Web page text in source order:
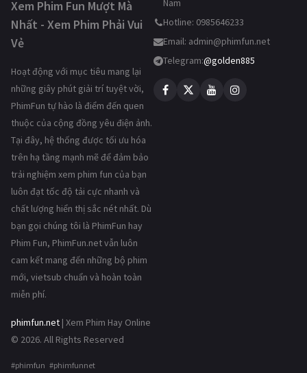
Xem Phim Fun Mượt Mà
Nhất - Xem Phim Phải Vui
Vẻ
Hoạt động với mục tiêu mang lại
những giây phút giải trí tuyệt vời,
PhimFun tự hào là điểm đến quen
thuộc của cộng đồng yêu điện ảnh.
Tại đây, hệ thống được tối ưu hóa
trên hạ tầng mạnh mẽ để đảm bảo
trải nghiệm xem phim fun của bạn
luôn đạt tốc độ tải cực nhanh và
chất lượng hiển thị sắc nét nhất. Dù
bạn gọi chúng tôi là PhimFun hay
Phim Fun, PhimFun.net vẫn luôn
cam kết mang đến những bộ phim
mới, vietsub chuẩn và hoàn toàn
miễn phí.
phimfun.net | Xem Phim Hay Online
© 2026. All Rights Reserved
#phimfun #phimfunnet
Nam
Hotline: 0985646233
Email: admin@phimfun.net
Telegram:@golden885